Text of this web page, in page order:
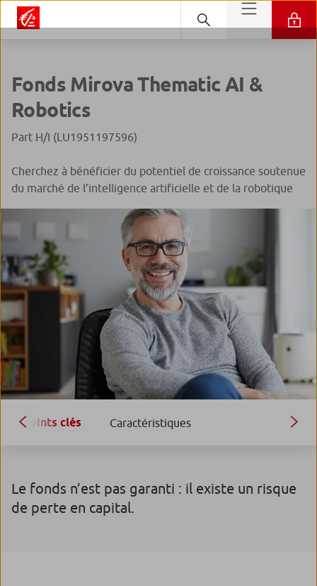
Fonds Mirova Thematic AI &
Robotics
Part H/I (LU1951197596)
Cherchez à bénéficier du potentiel de croissance soutenue
du marché de l’intelligence artificielle et de la robotique
Points clés Caractéristiques
Le fonds n’est pas garanti : il existe un risque
de perte en capital.